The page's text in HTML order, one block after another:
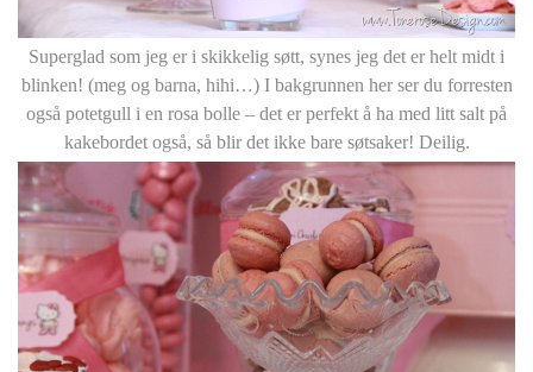
Superglad som jeg er i skikkelig søtt, synes jeg det er helt midt i
blinken! (meg og barna, hihi…) I bakgrunnen her ser du forresten
også potetgull i en rosa bolle – det er perfekt å ha med litt salt på
kakebordet også, så blir det ikke bare søtsaker! Deilig.